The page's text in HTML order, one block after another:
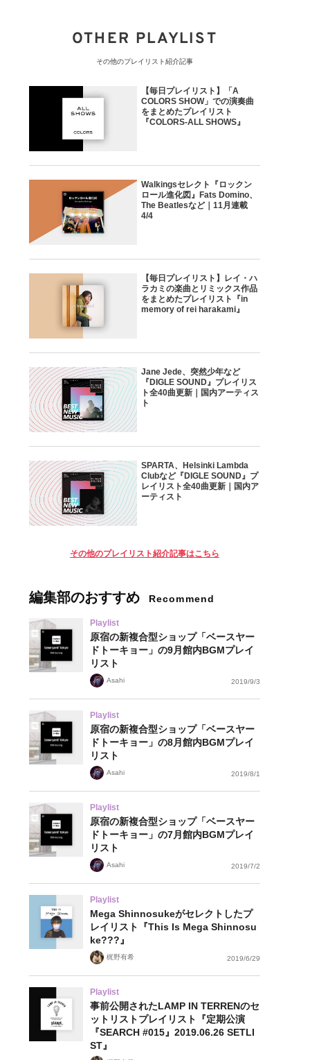
OTHER PLAYLIST
その他のプレイリスト紹介記事
【毎日プレイリスト】「A
COLORS SHOW」での演奏曲
をまとめたプレイリスト
『COLORS-ALL SHOWS』
Walkingsセレクト『ロックン
ロール進化図』Fats Domino、
The Beatlesなど｜11月連載
4/4
【毎日プレイリスト】レイ・ハ
ラカミの楽曲とリミックス作品
をまとめたプレイリスト『in
memory of rei harakami』
Jane Jede、突然少年など
『DIGLE SOUND』プレイリス
ト全40曲更新｜国内アーティス
ト
SPARTA、Helsinki Lambda
Clubなど『DIGLE SOUND』プ
レイリスト全40曲更新｜国内ア
ーティスト
その他のプレイリスト紹介記事はこちら
編集部のおすすめ Recommend
Playlist
原宿の新複合型ショップ「ベースヤー
ドトーキョー」の9月館内BGMプレイ
リスト
Asahi 2019/9/3
Playlist
原宿の新複合型ショップ「ベースヤー
ドトーキョー」の8月館内BGMプレイ
リスト
Asahi 2019/8/1
Playlist
原宿の新複合型ショップ「ベースヤー
ドトーキョー」の7月館内BGMプレイ
リスト
Asahi 2019/7/2
Playlist
Mega Shinnosukeがセレクトしたプ
レイリスト『This Is Mega Shinnosu
ke???』
梶野有希 2019/6/29
Playlist
事前公開されたLAMP IN TERRENのセ
ットリストプレイリスト『定期公演
『SEARCH #015』2019.06.26 SETLI
ST』